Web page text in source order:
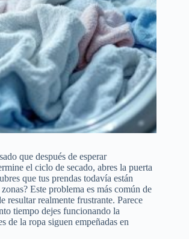
que después de esperar
el ciclo de secado, abres la puerta
que tus prendas todavía están
Este problema es más común de
resultar realmente frustrante. Parece
tiempo dejes funcionando la
de la ropa siguen empeñadas en